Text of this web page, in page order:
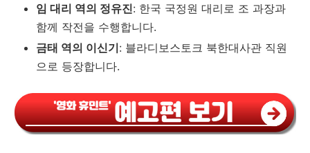
임 대리 역의 정유진: 한국 국정원 대리로 조 과장과
함께 작전을 수행합니다.
금태 역의 이신기: 블라디보스토크 북한대사관 직원
으로 등장합니다.